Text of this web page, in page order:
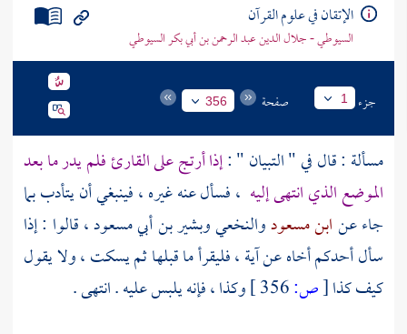
الإتقان في علوم القرآن
السيوطي - جلال الدين عبد الرحمن بن أبي بكر السيوطي
جزء 1 صفحة 356
مسألة : قال في " التبيان " :إذا أرتج على القارئ فلم يدر ما بعد
الموضع الذي انتهى إليه ، فسأل عنه غيره ، فينبغي أن يتأدب بما
جاء عنابن مسعودوالنخعيوبشير بن أبي مسعود، قالوا : إذا
سأل أحدكم أخاه عن آية ، فليقرأ ما قبلها ثم يسكت ، ولا يقول
كيف كذا[ص:
وكذا ، فإنه يلبس عليه . انتهى .